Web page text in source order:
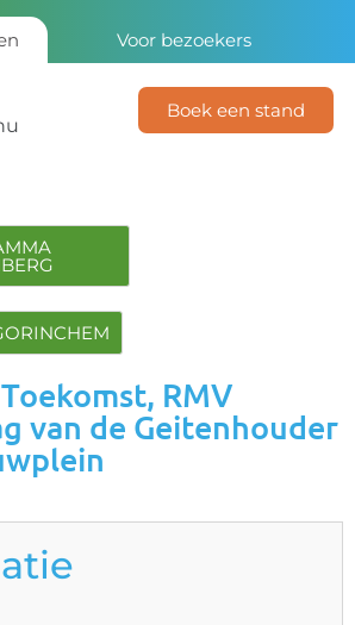
Voor bezoekers
Boek een stand
RMV
van de Geitenhouder